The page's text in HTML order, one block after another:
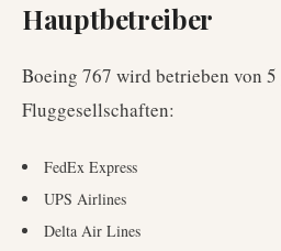
Hauptbetreiber
Boeing 767 wird betrieben von 5
Fluggesellschaften:
FedEx Express
UPS Airlines
Delta Air Lines